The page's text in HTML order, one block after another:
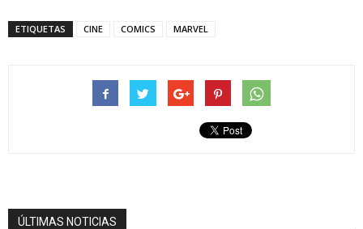
ETIQUETAS CINE COMICS MARVEL
ÚLTIMAS NOTICIAS